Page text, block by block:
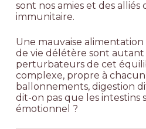
sont nos amies et des alliés
immunitaire.
Une mauvaise alimentation
de vie délétère sont
perturbateurs de cet
complexe, propre à
ballonnements, digestion
dit-on pas que les intestins
émotionnel ?